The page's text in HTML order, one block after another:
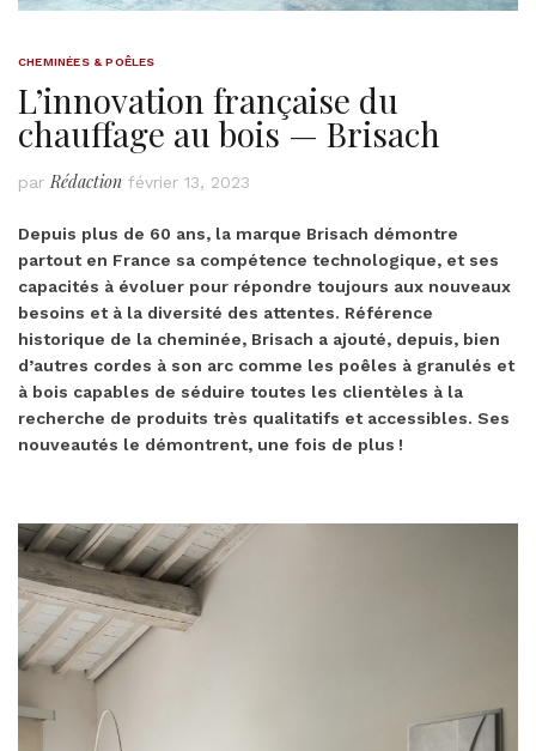
CHEMINÉES & POÊLES
L’innovation française du
chauffage au bois — Brisach
par Rédaction février 13, 2023
Depuis plus de 60 ans, la marque Brisach démontre
partout en France sa compétence technologique, et ses
capacités à évoluer pour répondre toujours aux nouveaux
besoins et à la diversité des attentes. Référence
historique de la cheminée, Brisach a ajouté, depuis, bien
d’autres cordes à son arc comme les poêles à granulés et
à bois capables de séduire toutes les clientèles à la
recherche de produits très qualitatifs et accessibles. Ses
nouveautés le démontrent, une fois de plus !